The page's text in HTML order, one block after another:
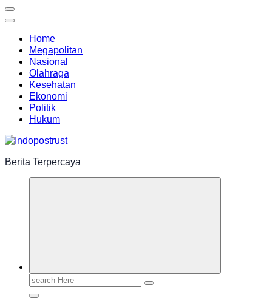
Home
Megapolitan
Nasional
Olahraga
Kesehatan
Ekonomi
Politik
Hukum
Berita Terpercaya
Search